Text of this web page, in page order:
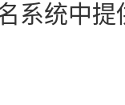
系统中提